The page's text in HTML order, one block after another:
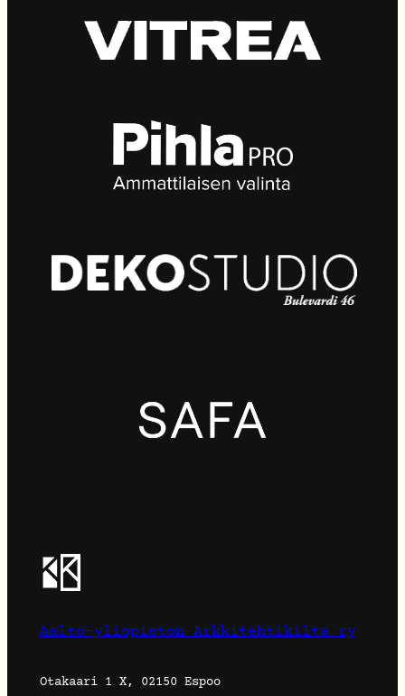
Aalto-yliopiston Arkkitehtikilta ry
Otakaari 1 X, 02150 Espoo